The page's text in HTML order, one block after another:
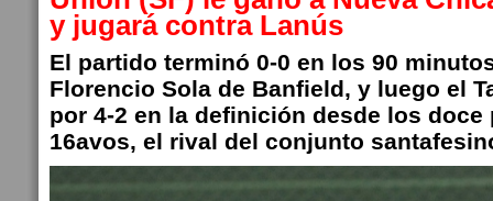
y jugará contra Lanús
El partido terminó 0-0 en los 90
Florencio Sola de Banfield, y luego el
por 4-2 en la definición desde los doce
16avos, el rival del conjunto